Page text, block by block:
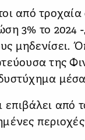
από
3% το 2024 -
της
από